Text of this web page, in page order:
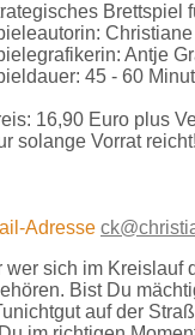
Brettspiel
Christiane
Antje
45 - 60
16,90 Euro plus
solange Vorrat reicht!
Adresse
sich im Kreislauf
Bist Du
auf der